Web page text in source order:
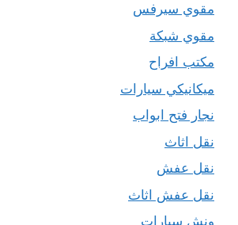
مقوي سيرفس
مقوي شبكة
مكتب افراح
ميكانيكي سيارات
نجار فتح ابواب
نقل اثاث
نقل عفش
نقل عفش اثاث
ونش سيارات